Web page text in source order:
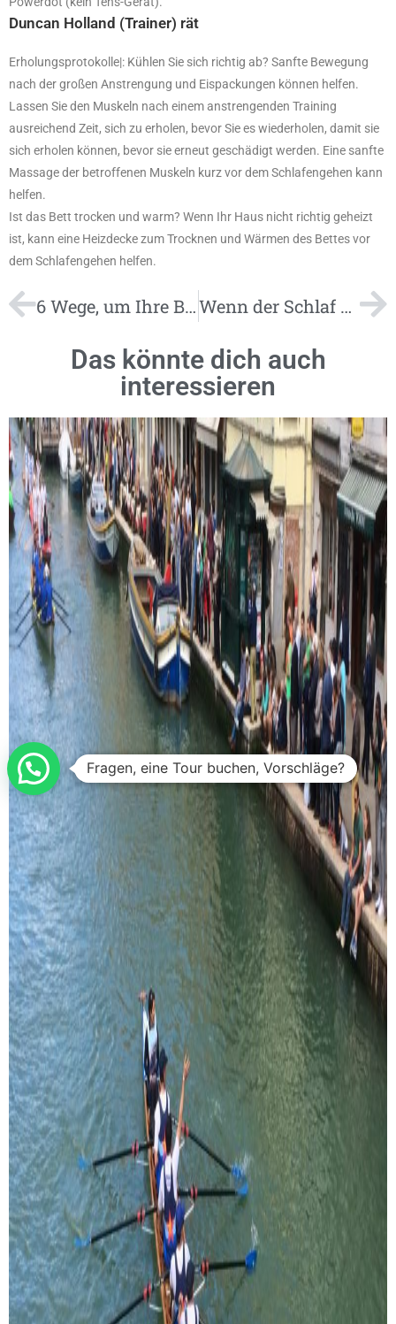
Duncan Holland (Trainer) rät
Erholungsprotokolle|: Kühlen Sie sich richtig ab? Sanfte Bewegung
nach der großen Anstrengung und Eispackungen können helfen.
Lassen Sie den Muskeln nach einem anstrengenden Training
ausreichend Zeit, sich zu erholen, bevor Sie es wiederholen, damit sie
sich erholen können, bevor sie erneut geschädigt werden. Eine sanfte
Massage der betroffenen Muskeln kurz vor dem Schlafengehen kann
helfen.
Ist das Bett trocken und warm? Wenn Ihr Haus nicht richtig geheizt
ist, kann eine Heizdecke zum Trocknen und Wärmen des Bettes vor
dem Schlafengehen helfen.
6 Wege, um Ihre Blasen zu lindern Wenn der Schlaf das Rudern beeinflusst
Das könnte dich auch
interessieren
Fragen, eine Tour buchen, Vorschläge?